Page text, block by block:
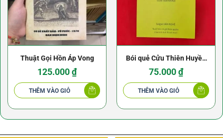
Thuật Gọi Hồn Áp Vong
125.000₫
THÊM VÀO GIỎ
Bói quẻ Cửu Thiên Huyền
Nữ
75.000₫
THÊM VÀO GIỎ